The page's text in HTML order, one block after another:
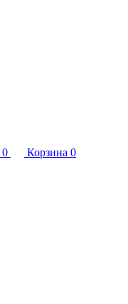
0 Корзина 0